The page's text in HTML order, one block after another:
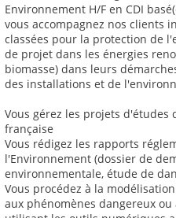
Environnement H/F en CDI
vous accompagnez nos clients
classées pour la protection de
de projet dans les énergies
biomasse) dans leurs
des installations et de
Vous gérez les projets
française
Vous rédigez les rapports
l'Environnement (dossier de
environnementale, étude de
Vous procédez à la
aux phénomènes dangereux